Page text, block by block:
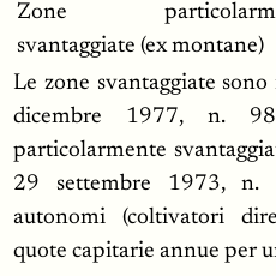
Zone
svantaggiate (ex montane)
Le zone svantaggiate
dicembre 1977, n.
particolarmente
29 settembre 1973, n.
autonomi (coltivatori
quote capitarie annue per